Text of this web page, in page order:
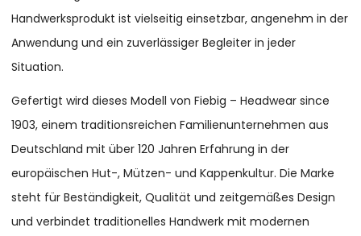
Handwerksprodukt ist vielseitig einsetzbar, angenehm in der
Anwendung und ein zuverlässiger Begleiter in jeder
Situation.
Gefertigt wird dieses Modell von Fiebig – Headwear since
1903, einem traditionsreichen Familienunternehmen aus
Deutschland mit über 120 Jahren Erfahrung in der
europäischen Hut-, Mützen- und Kappenkultur. Die Marke
steht für Beständigkeit, Qualität und zeitgemäßes Design
und verbindet traditionelles Handwerk mit modernen